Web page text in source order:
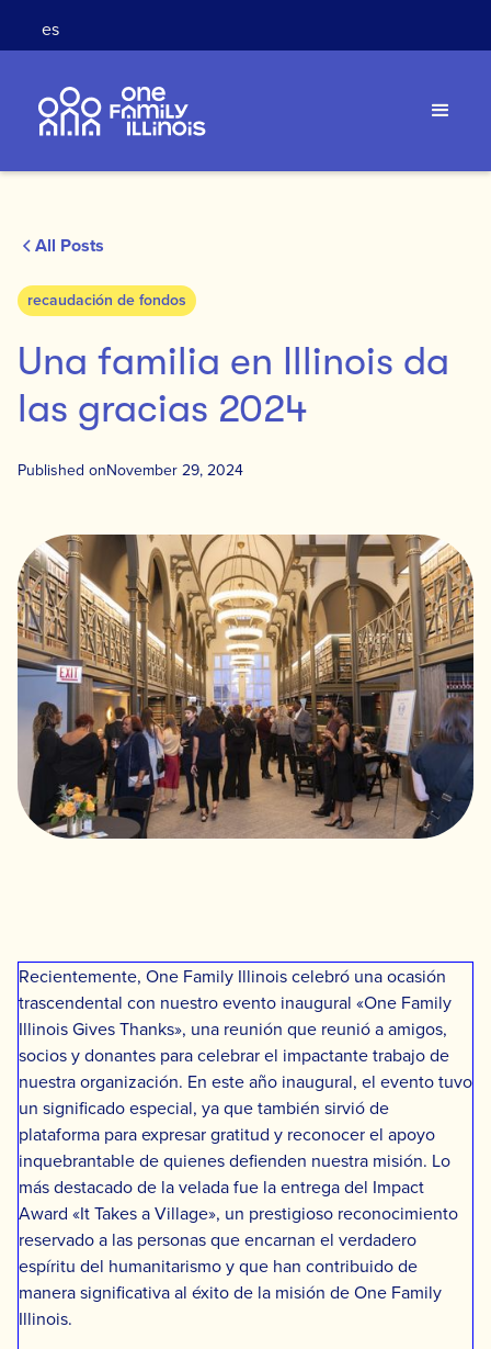
es
All Posts
recaudación de fondos
Una familia en Illinois da
las gracias 2024
Published onNovember 29, 2024
Recientemente, One Family Illinois celebró una ocasión
trascendental con nuestro evento inaugural «One Family
Illinois Gives Thanks», una reunión que reunió a amigos,
socios y donantes para celebrar el impactante trabajo de
nuestra organización. En este año inaugural, el evento tuvo
un significado especial, ya que también sirvió de
plataforma para expresar gratitud y reconocer el apoyo
inquebrantable de quienes defienden nuestra misión. Lo
más destacado de la velada fue la entrega del Impact
Award «It Takes a Village», un prestigioso reconocimiento
reservado a las personas que encarnan el verdadero
espíritu del humanitarismo y que han contribuido de
manera significativa al éxito de la misión de One Family
Illinois.